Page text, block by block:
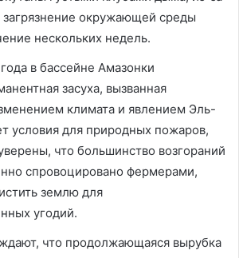
загрязнение окружающей среды
нескольких недель.
в бассейне Амазонки
засуха, вызванная
климата и явлением Эль-
условия для природных пожаров,
что большинство возгораний
спровоцировано фермерами,
землю для
угодий.
что продолжающаяся вырубка